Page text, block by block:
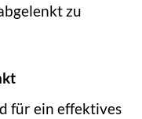
zu
für ein effektives